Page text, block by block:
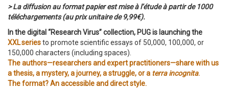
> La diffusion au format papier est mise à l’étude à partir de 1000
téléchargements (au prix unitaire de 9,99€).
In the digital “Research Virus” collection, PUG is launching the
XXL seriesto promote scientific essays of 50,000, 100,000, or
150,000 characters (including spaces).
The authors—researchers and expert practitioners—share with us
a thesis, a mystery, a journey, a struggle, or a terra incognita.
The format? An accessible and direct style.